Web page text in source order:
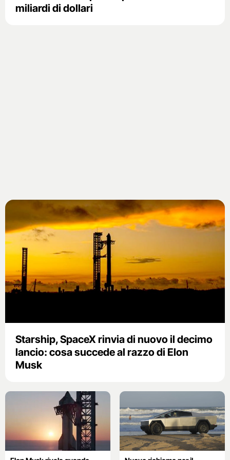
miliardi di dollari
Starship, SpaceX rinvia di nuovo il decimo
lancio: cosa succede al razzo di Elon
Musk